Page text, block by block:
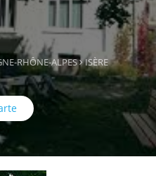
RHÔNE-ALPES ISÈRE